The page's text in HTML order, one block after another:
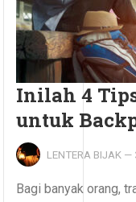
Inilah 4
untuk
LENTERA BIJAK —
Bagi banyak orang,